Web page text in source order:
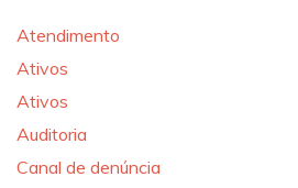
Atendimento
Ativos
Ativos
Auditoria
Canal de denúncia